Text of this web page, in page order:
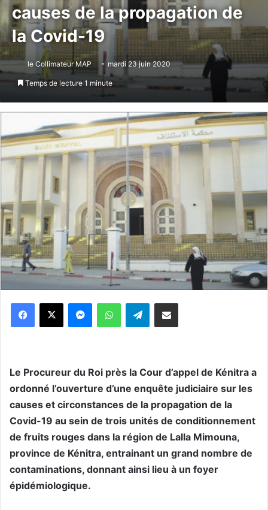
causes de la propagation de
la Covid-19
le Collimateur MAP mardi 23 juin 2020
Temps de lecture 1 minute
WhatsApp Telegram
Le Procureur du Roi près la Cour d’appel de Kénitra a
ordonné l’ouverture d’une enquête judiciaire sur les
causes et circonstances de la propagation de la
Covid-19 au sein de trois unités de conditionnement
de fruits rouges dans la région de Lalla Mimouna,
province de Kénitra, entrainant un grand nombre de
contaminations, donnant ainsi lieu à un foyer
épidémiologique.